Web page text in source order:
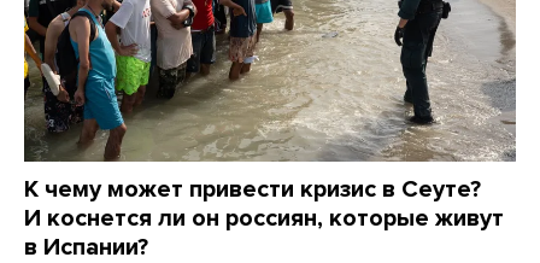
К чему может привести кризис в Сеуте?
И коснется ли он россиян, которые живут
в Испании?